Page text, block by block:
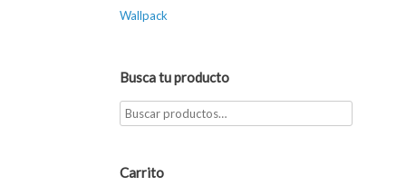
Wallpack
Busca tu producto
Carrito